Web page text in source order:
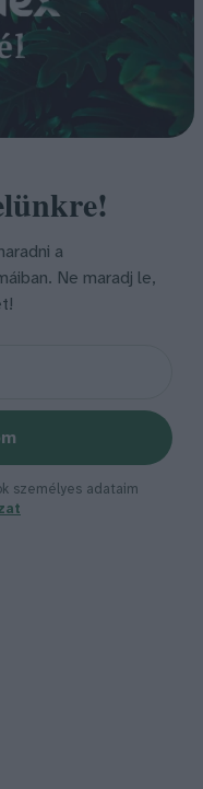
a
Ne maradj le,
személyes adataim